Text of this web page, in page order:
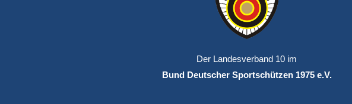
Der Landesverband 10 im
Bund Deutscher Sportschützen 1975 e.V.